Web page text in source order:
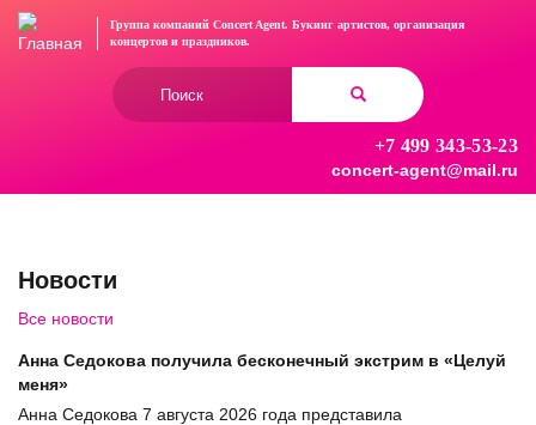
Перейти
Группа компаний Concert Agent. Букинг артистов, организация
концертови праздников.
+7 499 343-53-23
concert-agent@mail.ru
Новости
Все новости
Анна Седокова получила бесконечный экстрим в «Целуй
меня»
Анна Седокова 7 августа 2026 года представила